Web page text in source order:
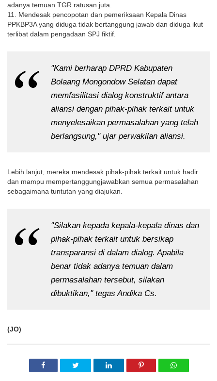
adanya temuan TGR ratusan juta.
11. Mendesak pencopotan dan pemeriksaan Kepala Dinas
PPKBP3A yang diduga tidak bertanggung jawab dan diduga ikut
terlibat dalam pengadaan SPJ fiktif.
"Kami berharap DPRD Kabupaten
Bolaang Mongondow Selatan dapat
memfasilitasi dialog konstruktif antara
aliansi dengan pihak-pihak terkait untuk
menyelesaikan permasalahan yang telah
berlangsung," ujar perwakilan aliansi.
Lebih lanjut, mereka mendesak pihak-pihak terkait untuk hadir
dan mampu mempertanggungjawabkan semua permasalahan
sebagaimana tuntutan yang diajukan.
"Silakan kepada kepala-kepala dinas dan
pihak-pihak terkait untuk bersikap
transparansi di dalam dialog. Apabila
benar tidak adanya temuan dalam
permasalahan tersebut, silakan
dibuktikan," tegas Andika Cs.
(JO)